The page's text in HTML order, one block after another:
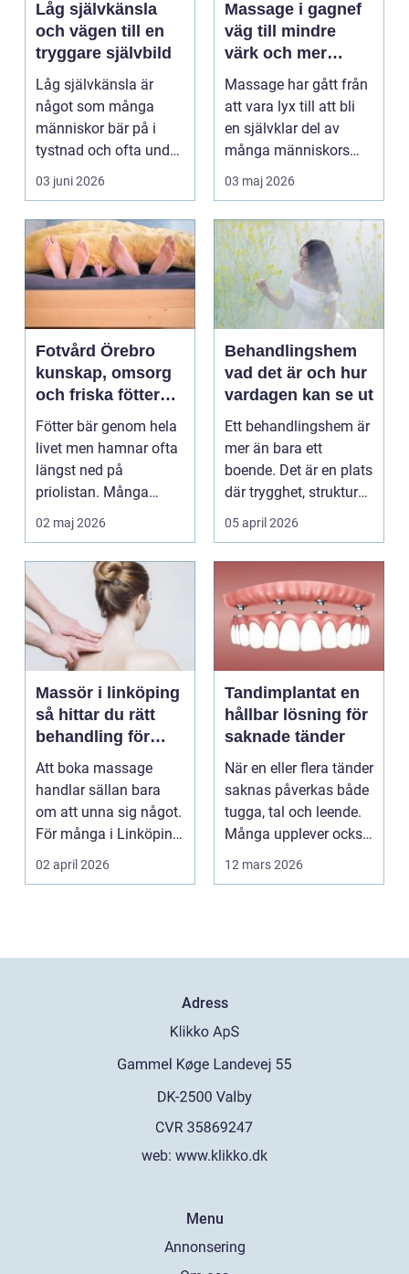
Låg självkänsla
och vägen till en
tryggare självbild
Låg självkänsla är
något som många
människor bär på i
tystnad och ofta under
lång tid. Många
uppleve...
03 juni 2026
Massage i gagnef
väg till mindre
värk och mer
vardagsenergi
Massage har gått från
att vara lyx till att bli
en självklar del av
många människors
hälsa och varda...
03 maj 2026
Fotvård Örebro
kunskap, omsorg
och friska fötter
året runt
Fötter bär genom hela
livet men hamnar ofta
längst ned på
priolistan. Många
väntar tills problemen
02 maj 2026
Behandlingshem
vad det är och hur
vardagen kan se ut
Ett behandlingshem är
mer än bara ett
boende. Det är en plats
där trygghet, struktur
och professione...
05 april 2026
Massör i linköping
så hittar du rätt
behandling för
kropp och hälsa
Att boka massage
handlar sällan bara
om att unna sig något.
För många i Linköping
har regelbunden ma...
02 april 2026
Tandimplantat en
hållbar lösning för
saknade tänder
När en eller flera tänder
saknas påverkas både
tugga, tal och leende.
Många upplever också
en osäker...
12 mars 2026
Adress
web: www.klikko.dk
Menu
Annonsering